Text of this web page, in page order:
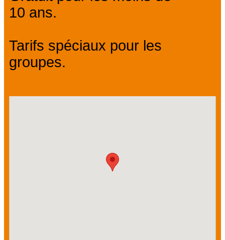
10 ans.
Tarifs spéciaux pour les
groupes.